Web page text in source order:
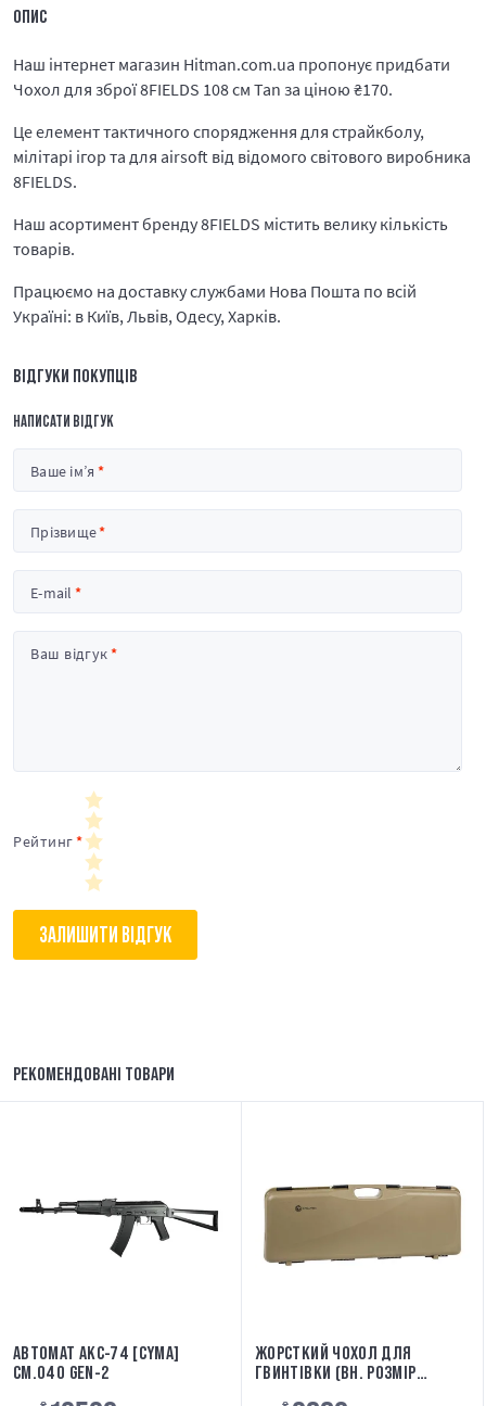
ОПИС
Наш інтернет магазин Hitman.com.ua пропонує придбати
Чохол для зброї 8FIELDS 108 см Tan за ціною ₴170.
Це елемент тактичного спорядження для страйкболу,
мілітарі ігор та для airsoft від відомого світового виробника
8FIELDS.
Наш асортимент бренду 8FIELDS містить велику кількість
товарів.
Працюємо на доставку службами Нова Пошта по всій
Україні: в Київ, Львів, Одесу, Харків.
ВІДГУКИ ПОКУПЦІВ
НАПИСАТИ ВІДГУК
Ваше ім’я
Прізвище
E-mail
Ваш відгук
Рейтинг
ЗАЛИШИТИ ВІДГУК
РЕКОМЕНДОВАНІ ТОВАРИ
АВТОМАТ АКС-74 [CYMA]
CM.040 GEN-2
ЖОРСТКИЙ ЧОХОЛ ДЛЯ
ГВИНТІВКИ (ВН. РОЗМІР